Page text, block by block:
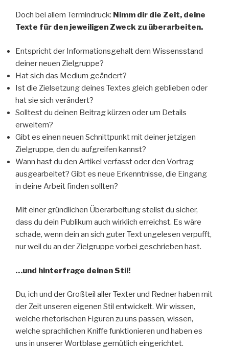
Doch bei allem Termindruck: Nimm dir die Zeit, deine
Texte für den jeweiligen Zweck zu überarbeiten.
Entspricht der Informationsgehalt dem Wissensstand
deiner neuen Zielgruppe?
Hat sich das Medium geändert?
Ist die Zielsetzung deines Textes gleich geblieben oder
hat sie sich verändert?
Solltest du deinen Beitrag kürzen oder um Details
erweitern?
Gibt es einen neuen Schnittpunkt mit deiner jetzigen
Zielgruppe, den du aufgreifen kannst?
Wann hast du den Artikel verfasst oder den Vortrag
ausgearbeitet? Gibt es neue Erkenntnisse, die Eingang
in deine Arbeit finden sollten?
Mit einer gründlichen Überarbeitung stellst du sicher,
dass du dein Publikum auch wirklich erreichst. Es wäre
schade, wenn dein an sich guter Text ungelesen verpufft,
nur weil du an der Zielgruppe vorbei geschrieben hast.
…und hinterfrage deinen Stil!
Du, ich und der Großteil aller Texter und Redner haben mit
der Zeit unseren eigenen Stil entwickelt. Wir wissen,
welche rhetorischen Figuren zu uns passen, wissen,
welche sprachlichen Kniffe funktionieren und haben es
uns in unserer Wortblase gemütlich eingerichtet.